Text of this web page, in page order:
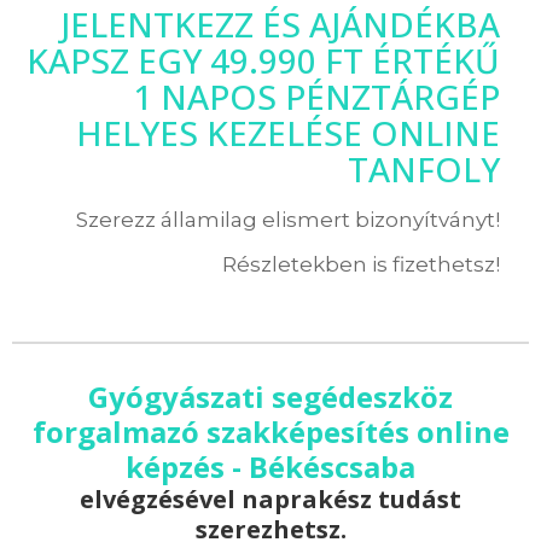
JELENTKEZZ ÉS AJÁNDÉKBA
KAPSZ EGY 49.990 FT ÉRTÉKŰ
1 NAPOS PÉNZTÁRGÉP
HELYES KEZELÉSE ONLINE
TANFOLY
Szerezz államilag elismert bizonyítványt!
Részletekben is fizethetsz!
Gyógyászati segédeszköz
forgalmazó szakképesítés online
képzés - Békéscsaba
elvégzésével naprakész tudást
szerezhetsz.